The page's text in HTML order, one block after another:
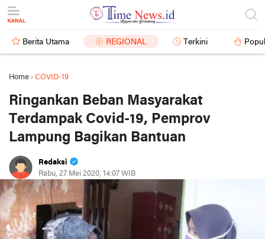
Berita Utama REGIONAL Terkini
Home › COVID-19
Ringankan Beban Masyarakat
Terdampak Covid-19, Pemprov
Lampung Bagikan Bantuan
Redaksi
Rabu, 27 Mei 2020, 14:07 WIB